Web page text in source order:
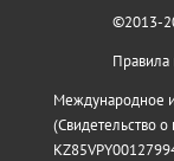
©2013-
Правила
Международное
(Свидетельство